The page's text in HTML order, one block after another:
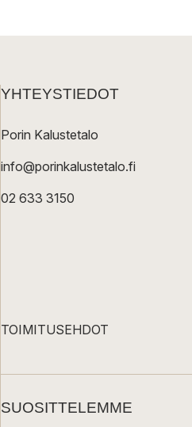
YHTEYSTIEDOT
Porin Kalustetalo
info@porinkalustetalo.fi
02 633 3150
TOIMITUSEHDOT
SUOSITTELEMME